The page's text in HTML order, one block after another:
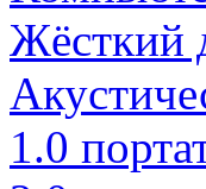
Жёсткий
1.0